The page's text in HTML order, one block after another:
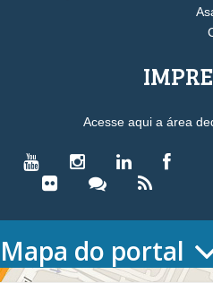
Acesse aqui a área
Mapa do portal
HOME